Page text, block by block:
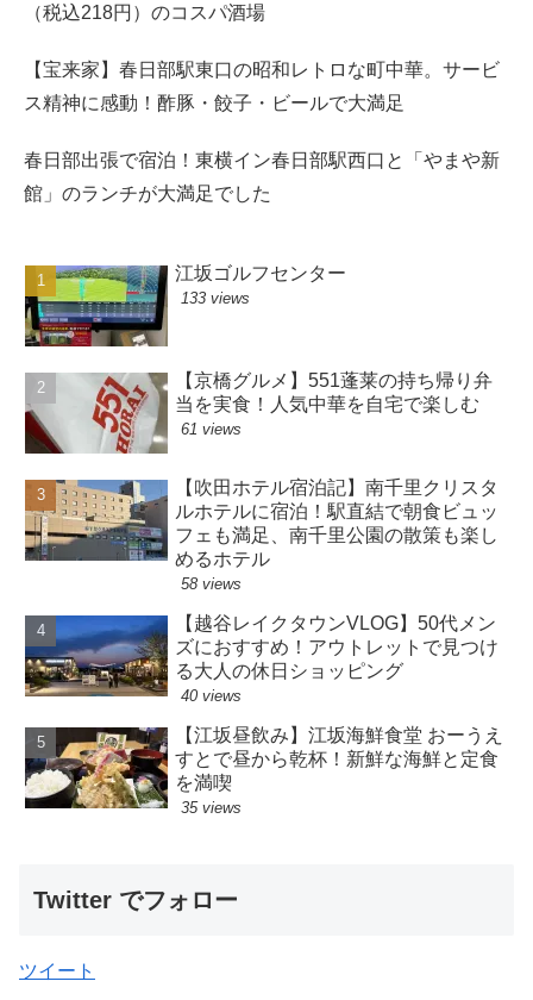
（税込218円）のコスパ酒場
【宝来家】春日部駅東口の昭和レトロな町中華。サービ
ス精神に感動！酢豚・餃子・ビールで大満足
春日部出張で宿泊！東横イン春日部駅西口と「やまや新
館」のランチが大満足でした
江坂ゴルフセンター
133 views
【京橋グルメ】551蓬莱の持ち帰り弁
当を実食！人気中華を自宅で楽しむ
61 views
【吹田ホテル宿泊記】南千里クリスタ
ルホテルに宿泊！駅直結で朝食ビュッ
フェも満足、南千里公園の散策も楽し
めるホテル
58 views
【越谷レイクタウンVLOG】50代メン
ズにおすすめ！アウトレットで見つけ
る大人の休日ショッピング
40 views
【江坂昼飲み】江坂海鮮食堂 おーうえ
すとで昼から乾杯！新鮮な海鮮と定食
を満喫
35 views
Twitter でフォロー
ツイート